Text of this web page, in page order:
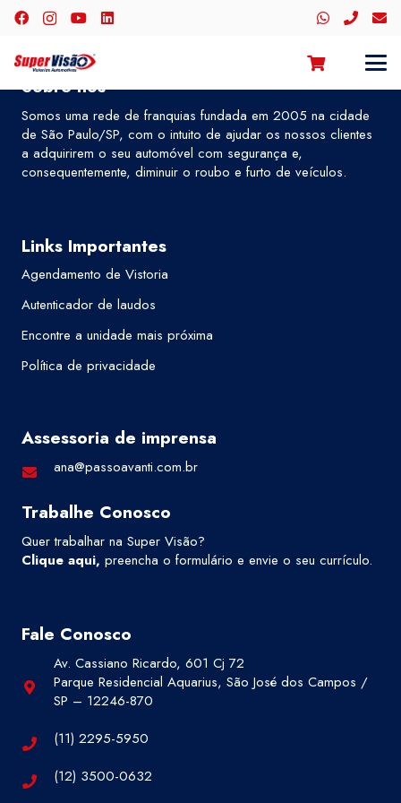
Sobre nós
Somos uma rede de franquias fundada em 2005 na cidade
de São Paulo/SP, com o intuito de ajudar os nossos clientes
a adquirirem o seu automóvel com segurança e,
consequentemente, diminuir o roubo e furto de veículos.
Links Importantes
Agendamento de Vistoria
Autenticador de laudos
Encontre a unidade mais próxima
Política de privacidade
Assessoria de imprensa
ana@passoavanti.com.br
Trabalhe Conosco
Quer trabalhar na Super Visão?
Clique aqui, preencha o formulário e envie o seu currículo.
Fale Conosco
Av. Cassiano Ricardo, 601 Cj 72
Parque Residencial Aquarius, São José dos Campos /
SP – 12246-870
(11) 2295-5950
(12) 3500-0632